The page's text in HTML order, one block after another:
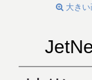
大きい